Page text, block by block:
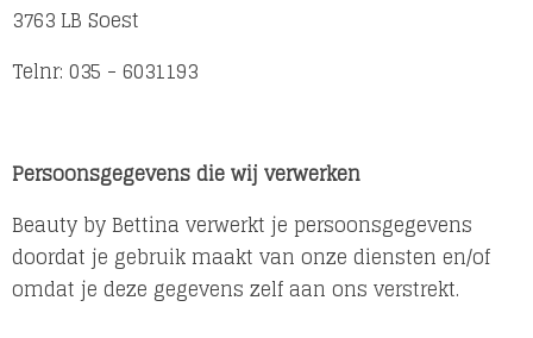
3763 LB Soest
Telnr: 035 - 6031193
Persoonsgegevens die wij verwerken
Beauty by Bettina verwerkt je persoonsgegevens
doordat je gebruik maakt van onze diensten en/of
omdat je deze gegevens zelf aan ons verstrekt.